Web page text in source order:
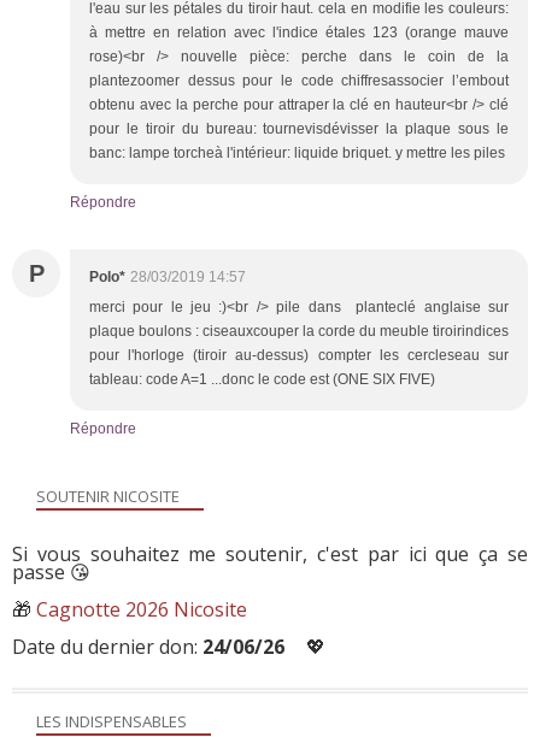
l'eau sur les pétales du tiroir haut. cela en modifie les couleurs:
à mettre en relation avec l'indice étales 123 (orange mauve
rose)<br /> nouvelle pièce: perche dans le coin de la
plantezoomer dessus pour le code chiffresassocier l’embout
obtenu avec la perche pour attraper la clé en hauteur<br /> clé
pour le tiroir du bureau: tournevisdévisser la plaque sous le
banc: lampe torcheà l'intérieur: liquide briquet. y mettre les piles
Répondre
P Polo* 28/03/2019 14:57
merci pour le jeu :)<br /> pile dans planteclé anglaise sur
plaque boulons : ciseauxcouper la corde du meuble tiroirindices
pour l'horloge (tiroir au-dessus) compter les cercleseau sur
tableau: code A=1 ...donc le code est (ONE SIX FIVE)
Répondre
LES INDISPENSABLES
SOUTENIR NICOSITE
Si vous souhaitez me soutenir, c'est par ici que ça se
passe 😘
🎁 Cagnotte 2026 Nicosite
Date du dernier don: 24/06/26 💖